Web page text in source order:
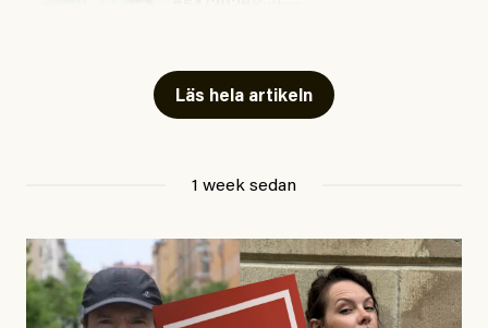
Läs hela artikeln
1 week sedan